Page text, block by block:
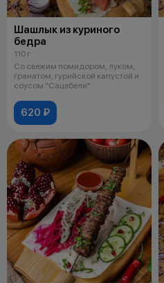
Шашлык из куриного
бедра
110 г
Со свежим помидором, луком,
гранатом, гурийской капустой и
соусом "Сацебели"
620 ₽